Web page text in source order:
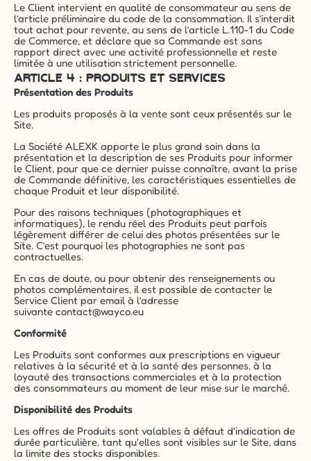
Le Client intervient en qualité de consommateur au sens de
l’article préliminaire du code de la consommation. Il s’interdit
tout achat pour revente, au sens de l’article L.110-1 du Code
de Commerce, et déclare que sa Commande est sans
rapport direct avec une activité professionnelle et reste
limitée à une utilisation strictement personnelle.
ARTICLE 4 : PRODUITS ET SERVICES
Présentation des Produits
Les produits proposés à la vente sont ceux présentés sur le
Site.
La Société ALEXK apporte le plus grand soin dans la
présentation et la description de ses Produits pour informer
le Client, pour que ce dernier puisse connaître, avant la prise
de Commande définitive, les caractéristiques essentielles de
chaque Produit et leur disponibilité.
Pour des raisons techniques (photographiques et
informatiques), le rendu réel des Produits peut parfois
légèrement différer de celui des photos présentées sur le
Site. C’est pourquoi les photographies ne sont pas
contractuelles.
En cas de doute, ou pour obtenir des renseignements ou
photos complémentaires, il est possible de contacter le
Service Client par email à l’adresse
suivante contact@wayco.eu
Conformité
Les Produits sont conformes aux prescriptions en vigueur
relatives à la sécurité et à la santé des personnes, à la
loyauté des transactions commerciales et à la protection
des consommateurs au moment de leur mise sur le marché.
Disponibilité des Produits
Les offres de Produits sont valables à défaut d'indication de
durée particulière, tant qu'elles sont visibles sur le Site, dans
la limite des stocks disponibles.